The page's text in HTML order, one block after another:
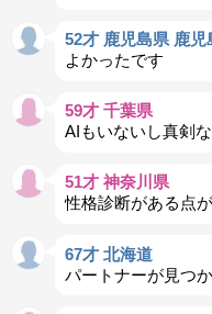
52才 鹿児島県 鹿児
よかったです
59才 千葉県
AIもいないし真剣
51才 神奈川県
性格診断がある点
67才 北海道
パートナーが見つか